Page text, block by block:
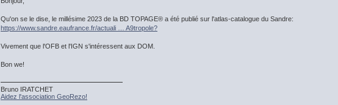
Qu'on se le dise, le millésime 2023 de la BD TOPAGE® a été publié sur l'atlas-catalogue du Sandre:
https://www.sandre.eaufrance.fr/actuali … A9tropole?
Vivement que l'OFB et l'IGN s'intéressent aux DOM.
Bon we!
Bruno IRATCHET
Aidez l'association GeoRezo!